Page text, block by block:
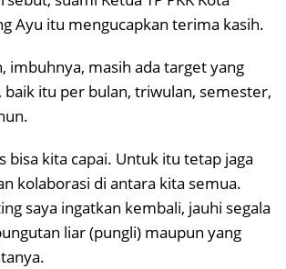
Ayu itu mengucapkan terima kasih.
imbuhnya, masih ada target yang
itu per bulan, triwulan, semester,
bisa kita capai. Untuk itu tetap jaga
kolaborasi di antara kita semua.
saya ingatkan kembali, jauhi segala
liar (pungli) maupun yang